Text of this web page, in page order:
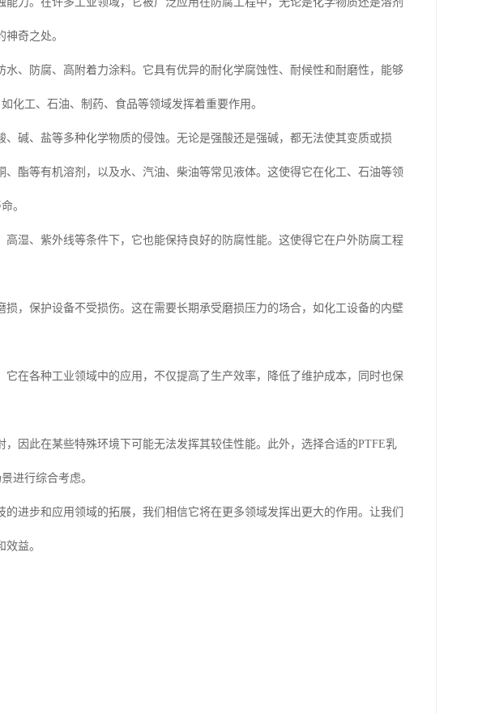
奇之处。
、防腐、高附着力涂料。它具有优异的耐化学腐蚀性、耐候性和耐磨性，能够
化工、石油、制药、食品等领域发挥着重要作用。
碱、盐等多种化学物质的侵蚀。无论是强酸还是强碱，都无法使其变质或损
酯等有机溶剂，以及水、汽油、柴油等常见液体。这使得它在化工、石油等领
。
湿、紫外线等条件下，它也能保持良好的防腐性能。这使得它在户外防腐工程
，保护设备不受损伤。这在需要长期承受磨损压力的场合，如化工设备的内壁
在各种工业领域中的应用，不仅提高了生产效率，降低了维护成本，同时也保
因此在某些特殊环境下可能无法发挥其较佳性能。此外，选择合适的PTFE乳
进行综合考虑。
进步和应用领域的拓展，我们相信它将在更多领域发挥出更大的作用。让我们
益。